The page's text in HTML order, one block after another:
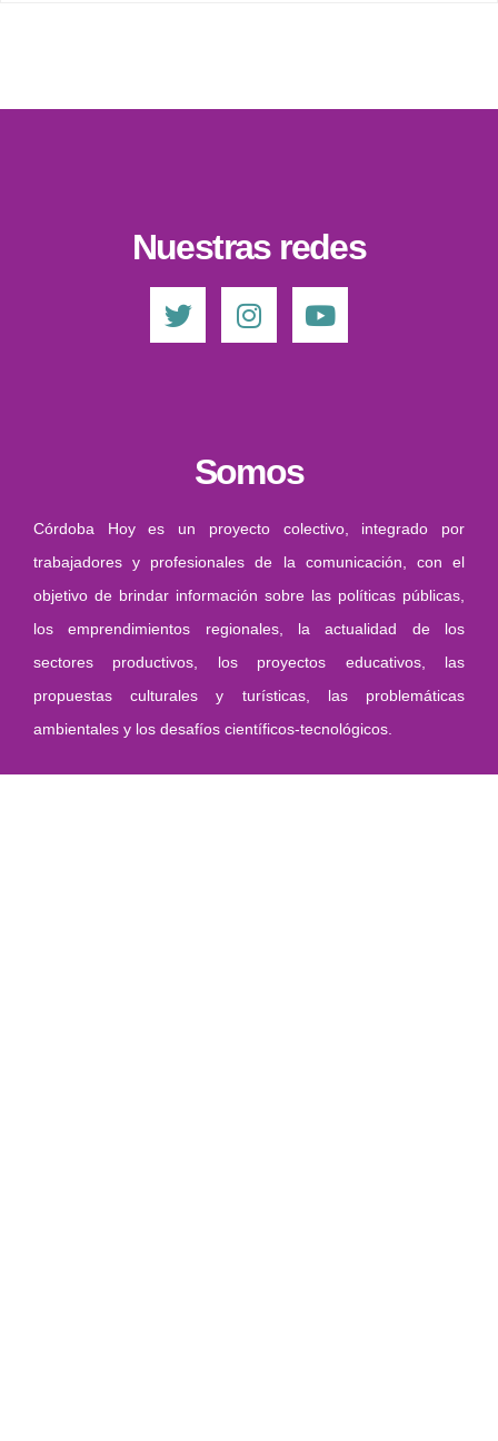
Nuestras redes
Somos
Córdoba Hoy es un proyecto colectivo, integrado por
trabajadores y profesionales de la comunicación, con el
objetivo de brindar información sobre las políticas públicas,
los emprendimientos regionales, la actualidad de los
sectores productivos, los proyectos educativos, las
propuestas culturales y turísticas, las problemáticas
ambientales y los desafíos científicos-tecnológicos.